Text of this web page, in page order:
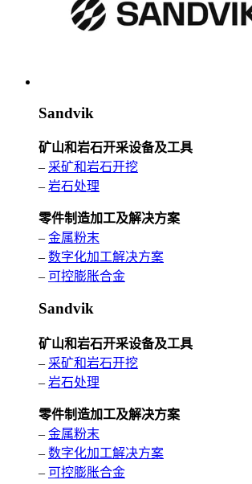
Sandvik
矿山和岩石开采设备及工具
– 采矿和岩石开挖
– 岩石处理
零件制造加工及解决方案
– 金属粉末
– 数字化加工解决方案
– 可控膨胀合金
Sandvik
矿山和岩石开采设备及工具
– 采矿和岩石开挖
– 岩石处理
零件制造加工及解决方案
– 金属粉末
– 数字化加工解决方案
– 可控膨胀合金